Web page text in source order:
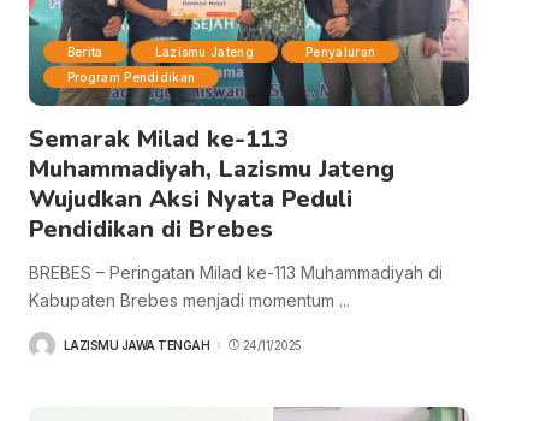
Berita Lazismu Jateng
Penyaluran
Program Pendidikan
Semarak Milad ke-113
Muhammadiyah, Lazismu Jateng
Wujudkan Aksi Nyata Peduli
Pendidikan di Brebes
BREBES – Peringatan Milad ke-113 Muhammadiyah di
Kabupaten Brebes menjadi momentum ...
POSTEDLAZISMU JAWA TENGAH 24/11/2025